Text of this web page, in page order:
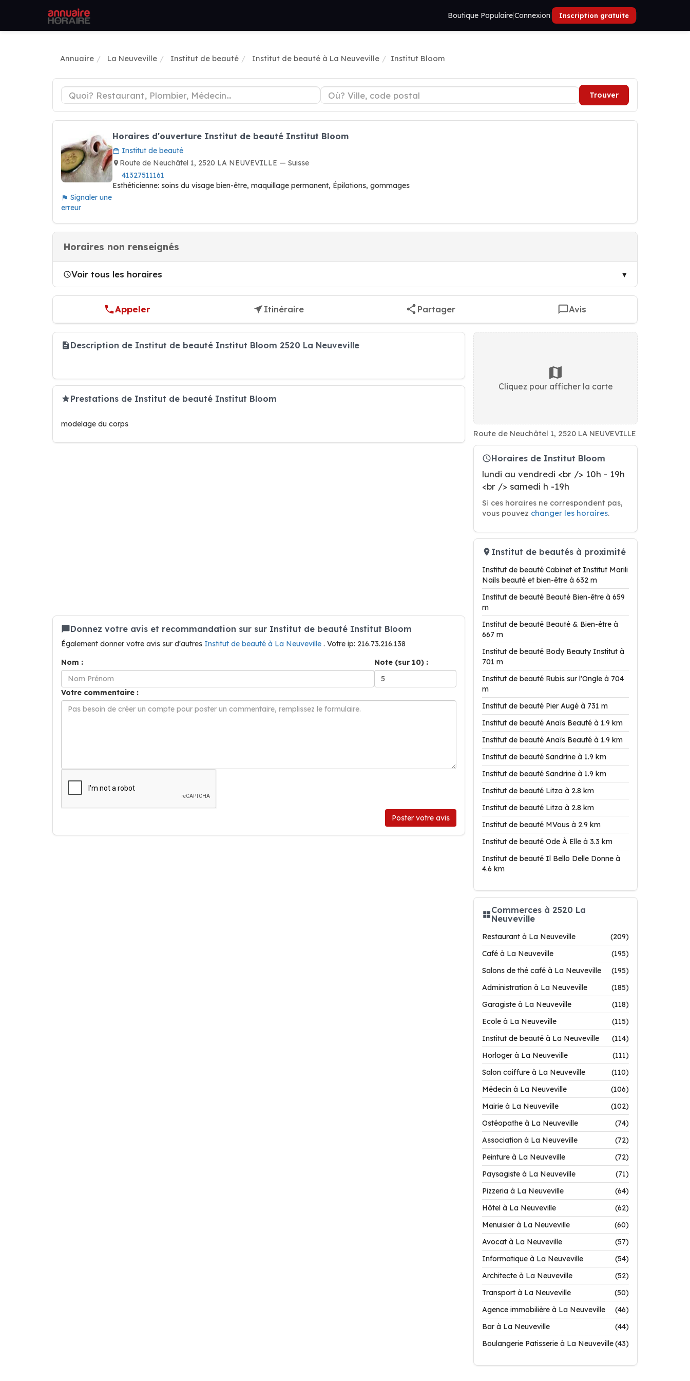
Boutique Populaire|Connexion| Inscription gratuite |
Annuaire La Neuveville Institut de beauté Institut de beauté à La Neuveville Institut Bloom
Trouver
Signaler une
erreur
Horaires d'ouverture Institut de beauté Institut Bloom
Institut de beauté
Route de Neuchâtel 1, 2520 LA NEUVEVILLE — Suisse
41327511161
Esthéticienne: soins du visage bien-être, maquillage permanent, Épilations, gommages
Horaires non renseignés
Voir tous les horaires
Appeler Itinéraire Partager Avis
Description de Institut de beauté Institut Bloom 2520 La Neuveville
Prestations de Institut de beauté Institut Bloom
modelage du corps
Donnez votre avis et recommandation sur sur Institut de beauté Institut Bloom
Également donner votre avis sur d'autres Institut de beauté à La Neuveville . Votre ip: 216.73.216.138
Nom :
Note (sur 10) :
Votre commentaire :
Poster votre avis
Cliquez pour afficher la carte
Route de Neuchâtel 1, 2520 LA NEUVEVILLE
Horaires de Institut Bloom
lundi au vendredi <br /> 10h - 19h
<br /> samedi h -19h
Si ces horaires ne correspondent pas,
vous pouvez changer les horaires.
Institut de beautés à proximité
Institut de beauté Cabinet et Institut Marili
Nails beauté et bien-être à 632 m
Institut de beauté Beauté Bien-être à 659
m
Institut de beauté Beauté & Bien-être à
667 m
Institut de beauté Body Beauty Institut à
701 m
Institut de beauté Rubis sur l'Ongle à 704
m
Institut de beauté Pier Augé à 731 m
Institut de beauté Anaïs Beauté à 1.9 km
Institut de beauté Anaïs Beauté à 1.9 km
Institut de beauté Sandrine à 1.9 km
Institut de beauté Sandrine à 1.9 km
Institut de beauté Litza à 2.8 km
Institut de beauté Litza à 2.8 km
Institut de beauté MVous à 2.9 km
Institut de beauté Ode À Elle à 3.3 km
Institut de beauté Il Bello Delle Donne à
4.6 km
Commerces à 2520 La
Neuveville
Restaurant à La Neuveville
(209)
Café à La Neuveville
(195)
Salons de thé café à La Neuveville
(195)
Administration à La Neuveville
(185)
Garagiste à La Neuveville
(118)
Ecole à La Neuveville
(115)
Institut de beauté à La Neuveville
(114)
Horloger à La Neuveville
(111)
Salon coiffure à La Neuveville
(110)
Médecin à La Neuveville
(106)
Mairie à La Neuveville
(102)
Ostéopathe à La Neuveville
(74)
Association à La Neuveville
(72)
Peinture à La Neuveville
(72)
Paysagiste à La Neuveville
(71)
Pizzeria à La Neuveville
(64)
Hôtel à La Neuveville
(62)
Menuisier à La Neuveville
(60)
Avocat à La Neuveville
(57)
Informatique à La Neuveville
(54)
Architecte à La Neuveville
(52)
Transport à La Neuveville
(50)
Agence immobilière à La Neuveville
(46)
Bar à La Neuveville
(44)
Boulangerie Patisserie à La Neuveville(43)